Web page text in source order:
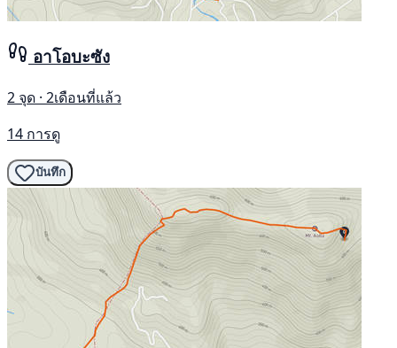
อาโอบะซัง
2 จุด · 2เดือนที่แล้ว
14 การดู
บันทึก